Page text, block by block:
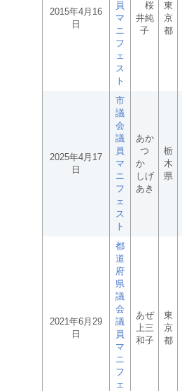
2015年4月16
日
員
マ
ニ
フ
ェ
ス
ト
桜
井純
子
東
京
都
2025年4月17
日
市
議
会
議
員
マ
ニ
フ
ェ
ス
ト
あか
つ
か
しげ
あき
栃
木
県
2021年6月29
日
都
道
府
県
議
会
議
員
マ
ニ
フ
ェ
あぜ
上三
和子
東
京
都